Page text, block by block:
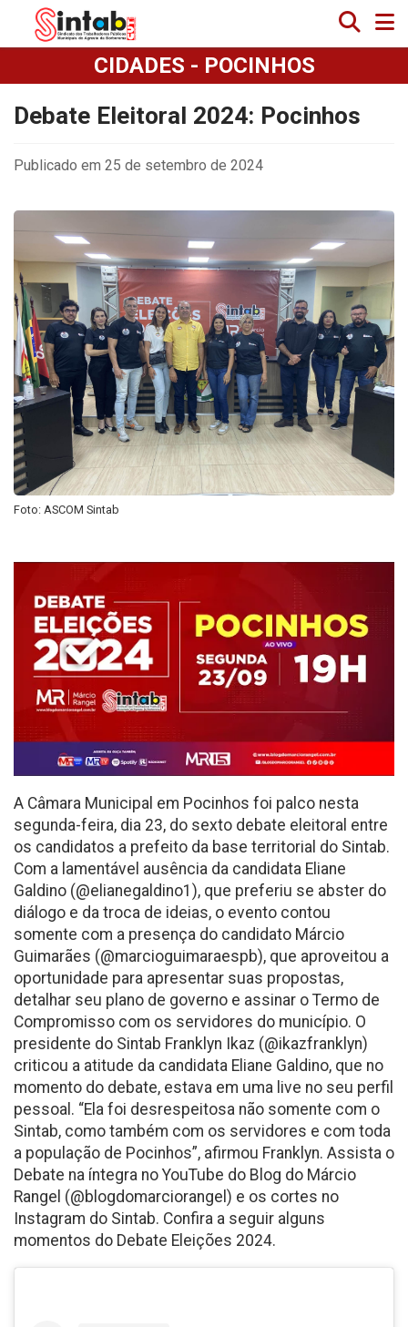
CIDADES - POCINHOS
Debate Eleitoral 2024: Pocinhos
Publicado em 25 de setembro de 2024
Foto: ASCOM Sintab
A Câmara Municipal em Pocinhos foi palco nesta
segunda-feira, dia 23, do sexto debate eleitoral entre
os candidatos a prefeito da base territorial do Sintab.
Com a lamentável ausência da candidata Eliane
Galdino (@elianegaldino1), que preferiu se abster do
diálogo e da troca de ideias, o evento contou
somente com a presença do candidato Márcio
Guimarães (@marcioguimaraespb), que aproveitou a
oportunidade para apresentar suas propostas,
detalhar seu plano de governo e assinar o Termo de
Compromisso com os servidores do município. O
presidente do Sintab Franklyn Ikaz (@ikazfranklyn)
criticou a atitude da candidata Eliane Galdino, que no
momento do debate, estava em uma live no seu perfil
pessoal. “Ela foi desrespeitosa não somente com o
Sintab, como também com os servidores e com toda
a população de Pocinhos”, afirmou Franklyn. Assista o
Debate na íntegra no YouTube do Blog do Márcio
Rangel (@blogdomarciorangel) e os cortes no
Instagram do Sintab. Confira a seguir alguns
momentos do Debate Eleições 2024.